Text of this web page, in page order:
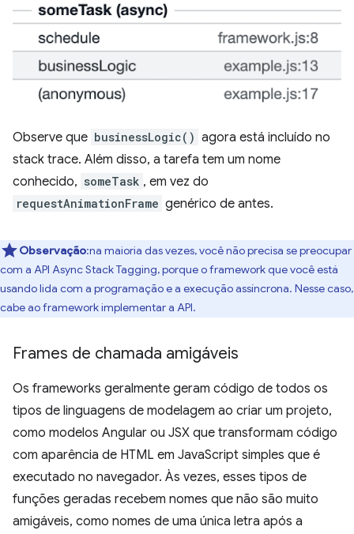
Observe que businessLogic() agora está incluído no
stack trace. Além disso, a tarefa tem um nome
conhecido, someTask , em vez do
requestAnimationFrame genérico de antes.
Observação:na maioria das vezes, você não precisa se preocupar
com a API Async Stack Tagging, porque o framework que você está
usando lida com a programação e a execução assíncrona. Nesse caso,
cabe ao framework implementar a API.
Frames de chamada amigáveis
Os frameworks geralmente geram código de todos os
tipos de linguagens de modelagem ao criar um projeto,
como modelos Angular ou JSX que transformam código
com aparência de HTML em JavaScript simples que é
executado no navegador. Às vezes, esses tipos de
funções geradas recebem nomes que não são muito
amigáveis, como nomes de uma única letra após a